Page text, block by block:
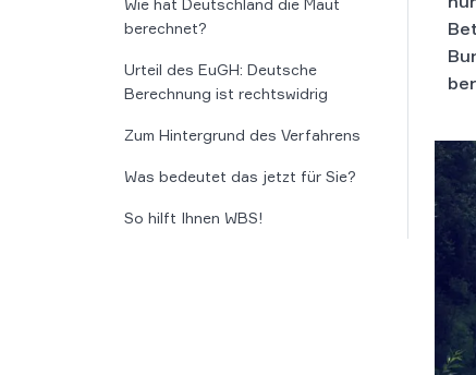
Wie hat Deutschland die Maut
berechnet?
Urteil des EuGH: Deutsche
Berechnung ist rechtswidrig
Zum Hintergrund des Verfahrens
Was bedeutet das jetzt für Sie?
So hilft Ihnen WBS!